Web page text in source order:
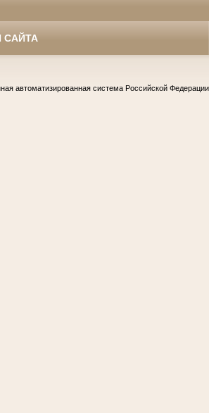
САЙТА
автоматизированная система Российской